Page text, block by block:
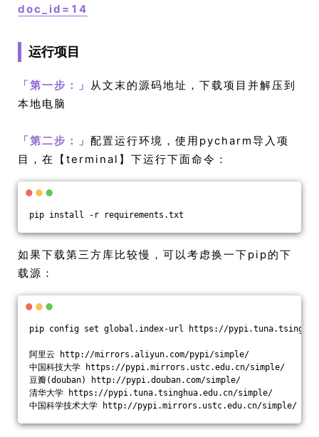
doc_id=14
运行项目
「第一步： 」 从文末的源码地址，下载项目并解压到
本地电脑
「第二步： 」 配置运行环境，使用pycharm导入项
目，在【terminal】下运行下面命令：
pip install -r requirements.txt
如果下载第三方库比较慢，可以考虑换一下pip的下
载源：
pip config set global.index-url https://
阿里云 http://mirrors.aliyun.com/pypi/simple/
中国科技大学 https://pypi.mirrors.ustc.edu.cn/simple/
豆瓣(douban) http://pypi.douban.com/simple/
清华大学 https://pypi.tuna.tsinghua.edu.cn/simple/
中国科学技术大学 http://pypi.mirrors.ustc.edu.cn/simple/